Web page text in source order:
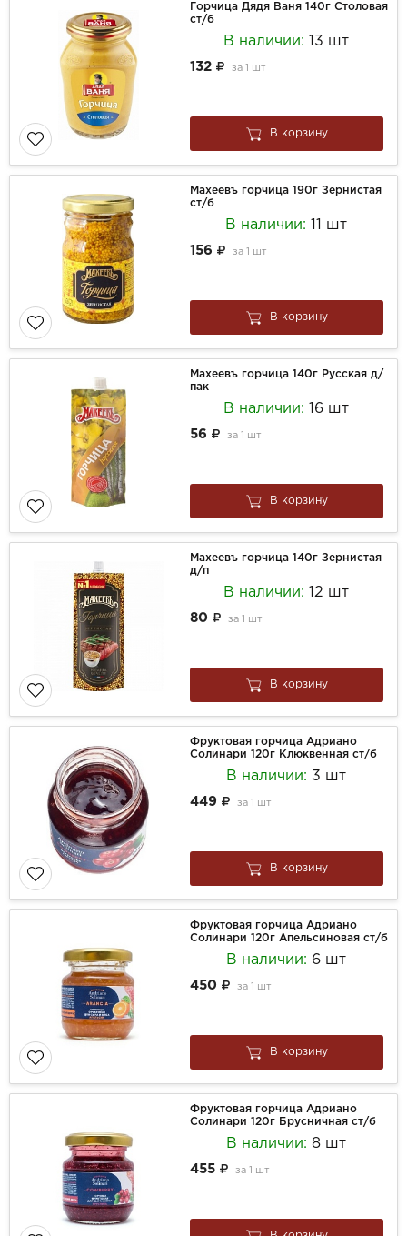
Горчица Дядя Ваня 140г Столовая
ст/б
В наличии: 13 шт
132 за 1 шт
В корзину
Махеевъ горчица 190г Зернистая
ст/б
В наличии: 11 шт
156 за 1 шт
В корзину
Махеевъ горчица 140г Русская д/
пак
В наличии: 16 шт
56 за 1 шт
В корзину
Махеевъ горчица 140г Зернистая
д/п
В наличии: 12 шт
80 за 1 шт
В корзину
Фруктовая горчица Адриано
Солинари 120г Клюквенная ст/б
В наличии: 3 шт
449 за 1 шт
В корзину
Фруктовая горчица Адриано
Солинари 120г Апельсиновая ст/б
В наличии: 6 шт
450 за 1 шт
В корзину
Фруктовая горчица Адриано
Солинари 120г Брусничная ст/б
В наличии:8 шт
455 за 1 шт